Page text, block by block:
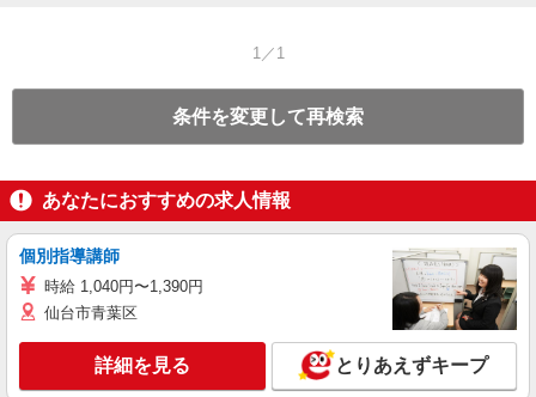
1／1
条件を変更して再検索
あなたにおすすめの求人情報
個別指導講師
時給 1,040円〜1,390円
仙台市青葉区
詳細を見る とりあえずキープ